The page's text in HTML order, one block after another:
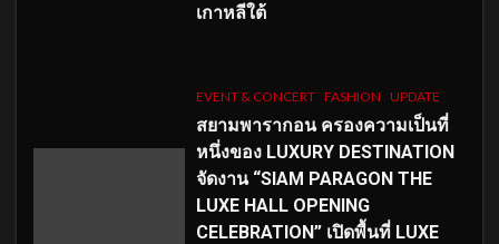
เกาหลีใต้
EVENT & CONCERT FASHION UPDATE
สยามพารากอน ครองความเป็นที่
หนึ่งของ LUXURY DESTINATION
จัดงาน “SIAM PARAGON THE
LUXE HALL OPENING
CELEBRATION” เปิดพื้นที่ LUXE